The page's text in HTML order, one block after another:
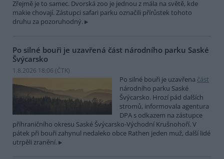
Zřejmě je to samec. Dvorská zoo je jednou z mála na světě, kde
makie chovají. Zástupci safari parku označili přírůstek tohoto
druhu za pozoruhodný.
Po silné bouři je uzavřená část národního parku Saské
Švýcarsko
1.8.2026 18:06 (ČTK)
Po silné bouři je uzavřena část
národního parku Saské
Švýcarsko. Hrozí pád dalších
stromů, informovala agentura
DPA s odkazem na zástupce
příhraničního okresu Saské Švýcarsko-Východní Krušnohoří. V
pátek při bouři zahynul nedaleko obce Rathen jeden muž, další lidé
utrpěli zranění.